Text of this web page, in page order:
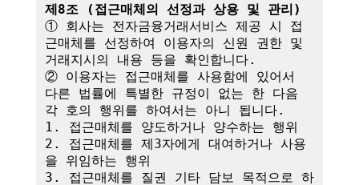
제8조 (접근매체의 선정과 상용 및 관리)
① 회사는 전자금융거래서비스 제공 시 접
근매체를 선정하여 이용자의 신원 권한 및
거래지시의 내용 등을 확인합니다.
② 이용자는 접근매체를 사용함에 있어서
다른 법률에 특별한 규정이 없는 한 다음
각 호의 행위를 하여서는 아니 됩니다.
1. 접근매체를 양도하거나 양수하는 행위
2. 접근매체를 제3자에게 대여하거나 사용
을 위임하는 행위
3. 접근매체를 질권 기타 담보 목적으로 하